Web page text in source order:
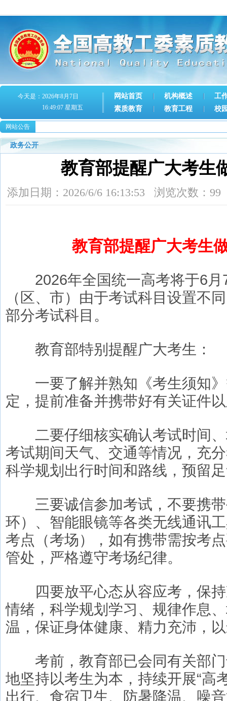
今天是：2026年8月7日
16:49:07 星期五
网站首页 机构概述
工
素质教育
教育工程 校
网站公告
政务公开
教育部提醒广大考生
添加日期：2026/6/6 16:13:53 浏览次数：
教育部提醒广大考生
2026年全国统一高考将于6月
（区、市）由于考试科目设置不
部分考试科目。
教育部特别提醒广大考生：
一要了解并熟知《考生须知》
定，提前准备并携带好有关证件
二要仔细核实确认考试时间、
考试期间天气、交通等情况，充
科学规划出行时间和路线，预留
三要诚信参加考试，不要携带
环）、智能眼镜等各类无线通讯
考点（考场），如有携带需按考
管处，严格遵守考场纪律。
四要放平心态从容应考，保持
情绪，科学规划学习、规律作息
温，保证身体健康、精力充沛，
考前，教育部已会同有关部门
地坚持以考生为本，持续开展“高
出行、食宿卫生、防暑降温、噪